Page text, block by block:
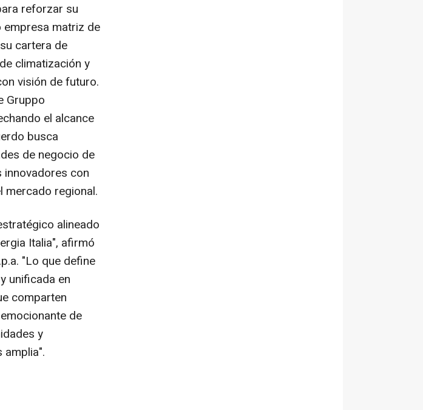
reforzar su
empresa matriz de
cartera de
climatización y
visión de futuro.
Gruppo
el alcance
busca
de negocio de
con
mercado regional.
alineado
Italia", afirmó
"Lo que define
unificada en
comparten
de
y
amplia".